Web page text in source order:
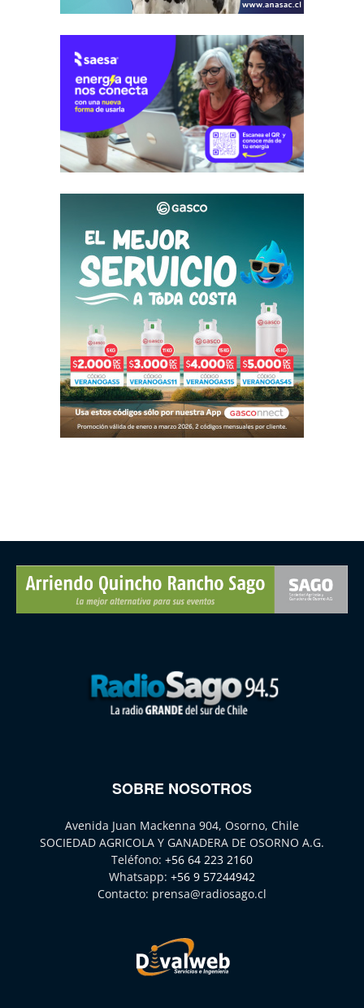
SOBRE NOSOTROS
Avenida Juan Mackenna 904, Osorno, Chile
SOCIEDAD AGRICOLA Y GANADERA DE OSORNO A.G.
Teléfono: +56 64 223 2160
Whatsapp: +56 9 57244942
Contacto: prensa@radiosago.cl